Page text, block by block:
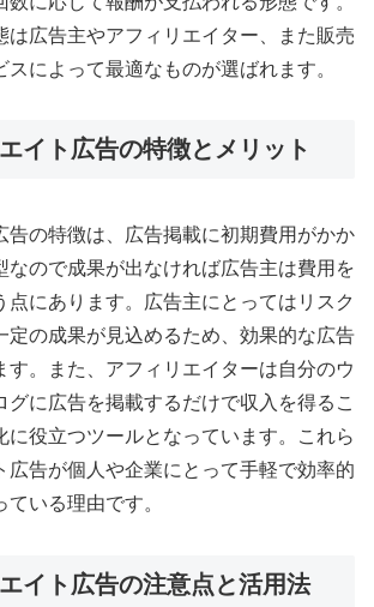
は広告主やアフィリエイター、また販売
によって最適なものが選ばれます。
イト広告の特徴とメリット
告の特徴は、広告掲載に初期費用がかか
なので成果が出なければ広告主は費用を
点にあります。広告主にとってはリスク
定の成果が見込めるため、効果的な広告
す。また、アフィリエイターは自分のウ
グに広告を掲載するだけで収入を得るこ
に役立つツールとなっています。これら
広告が個人や企業にとって手軽で効率的
いる理由です。
イト広告の注意点と活用法